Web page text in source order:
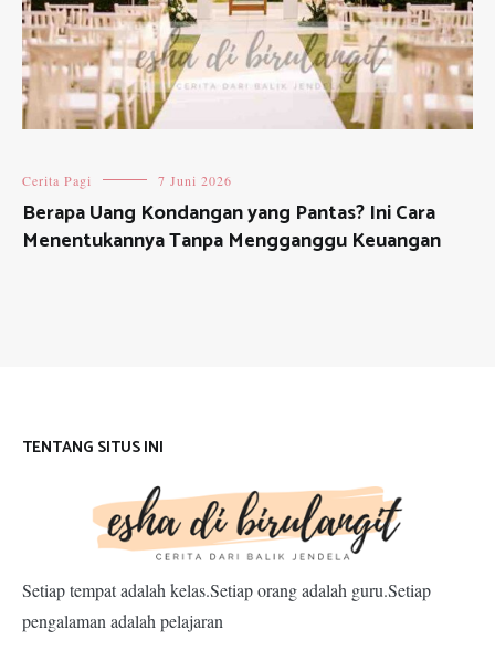
Cerita Pagi 7 Juni 2026
Berapa Uang Kondangan yang Pantas? Ini Cara
Menentukannya Tanpa Mengganggu Keuangan
TENTANG SITUS INI
Setiap tempat adalah kelas.Setiap orang adalah guru.Setiap
pengalaman adalah pelajaran